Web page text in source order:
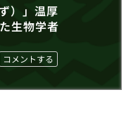
）」温厚
生物学者
コメントする